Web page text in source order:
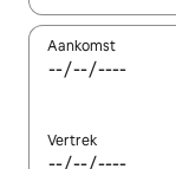
Aankomst
Vertrek